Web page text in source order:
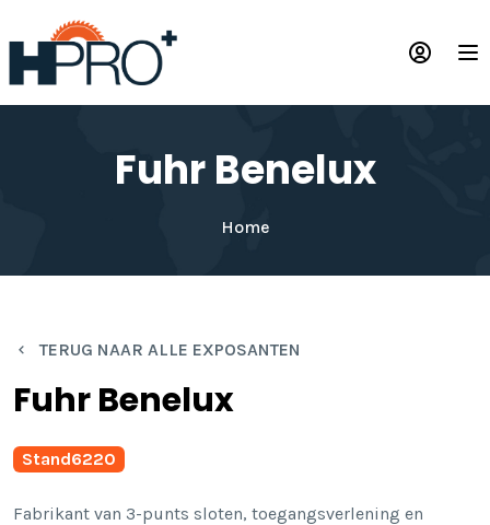
en
naar
de
Fuhr Benelux
Home
TERUG NAAR ALLE EXPOSANTEN
Fuhr Benelux
Stand6220
Fabrikant van 3-punts sloten, toegangsverlening en